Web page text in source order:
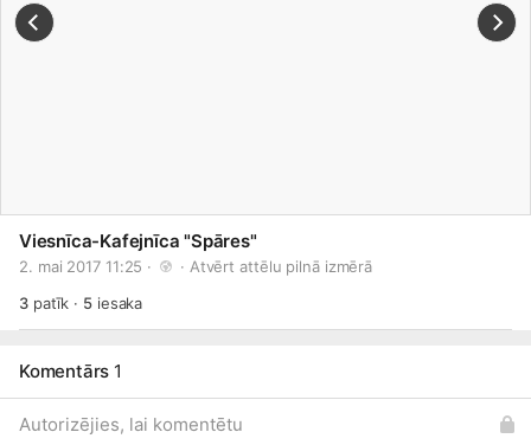
Viesnīca-Kafejnīca "Spāres"
2. mai 2017 11:25 · · Atvērt attēlu pilnā izmērā
3patīk · 5iesaka
Komentārs 1
Autorizējies, lai komentētu